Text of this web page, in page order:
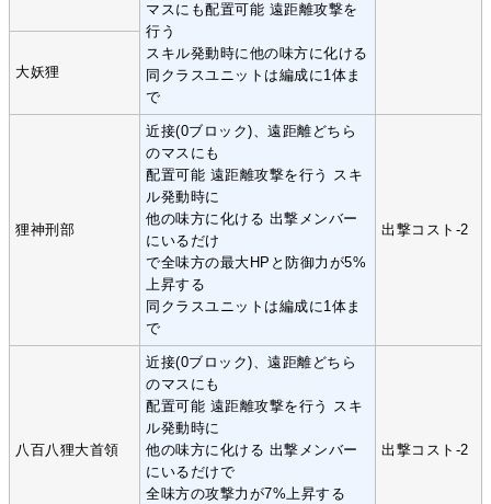
マスにも配置可能 遠距離攻撃を
行う
スキル発動時に他の味方に化ける
同クラスユニットは編成に1体ま
で
大妖狸
狸神刑部
近接(0ブロック)、遠距離どちら
のマスにも
配置可能 遠距離攻撃を行う スキ
ル発動時に
他の味方に化ける 出撃メンバー
にいるだけ
で全味方の最大HPと防御力が5%
上昇する
同クラスユニットは編成に1体ま
で
出撃コスト-2
八百八狸大首領
近接(0ブロック)、遠距離どちら
のマスにも
配置可能 遠距離攻撃を行う スキ
ル発動時に
他の味方に化ける 出撃メンバー
にいるだけで
全味方の攻撃力が7%上昇する
出撃コスト-2